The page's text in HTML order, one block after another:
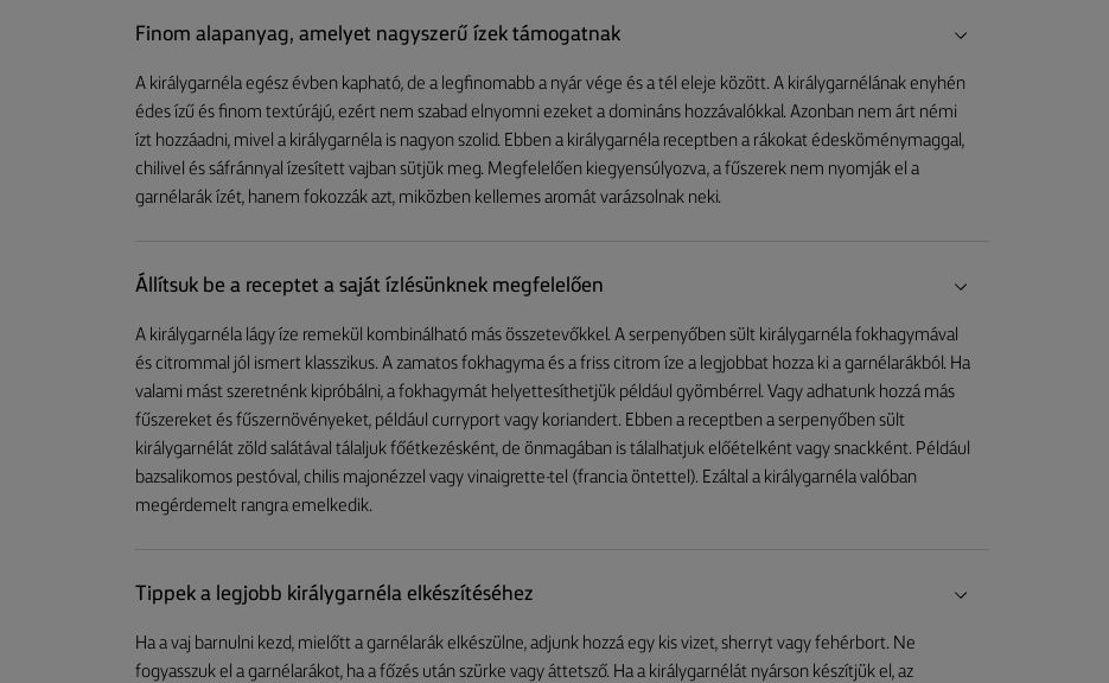
Finom alapanyag, amelyet nagyszerű ízek támogatnak
A királygarnéla egész évben kapható, de a legfinomabb a nyár vége és a tél eleje között. A királygarnélának enyhén
édes ízű és finom textúrájú, ezért nem szabad elnyomni ezeket a domináns hozzávalókkal. Azonban nem árt némi
ízt hozzáadni, mivel a királygarnéla is nagyon szolid. Ebben a királygarnéla receptben a rákokat édesköménymaggal,
chilivel és sáfránnyal ízesített vajban sütjük meg. Megfelelően kiegyensúlyozva, a fűszerek nem nyomják el a
garnélarák ízét, hanem fokozzák azt, miközben kellemes aromát varázsolnak neki.
Állítsuk be a receptet a saját ízlésünknek megfelelően
A királygarnéla lágy íze remekül kombinálható más összetevőkkel. A serpenyőben sült királygarnéla fokhagymával
és citrommal jól ismert klasszikus. A zamatos fokhagyma és a friss citrom íze a legjobbat hozza ki a garnélarákból. Ha
valami mást szeretnénk kipróbálni, a fokhagymát helyettesíthetjük például gyömbérrel. Vagy adhatunk hozzá más
fűszereket és fűszernövényeket, például curryport vagy koriandert. Ebben a receptben a serpenyőben sült
királygarnélát zöld salátával tálaljuk főétkezésként, de önmagában is tálalhatjuk előételként vagy snackként. Például
bazsalikomos pestóval, chilis majonézzel vagy vinaigrette-tel (francia öntettel). Ezáltal a királygarnéla valóban
megérdemelt rangra emelkedik.
Tippek a legjobb királygarnéla elkészítéséhez
Ha a vaj barnulni kezd, mielőtt a garnélarák elkészülne, adjunk hozzá egy kis vizet, sherryt vagy fehérbort. Ne
fogyasszuk el a garnélarákot, ha a főzés után szürke vagy áttetsző. Ha a királygarnélát nyárson készítjük el, az